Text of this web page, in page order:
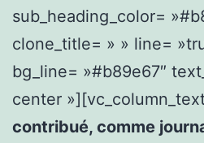
sub_heading_color=
clone_title= » » line=
bg_line= »#b89e67″
center
contribué, comme